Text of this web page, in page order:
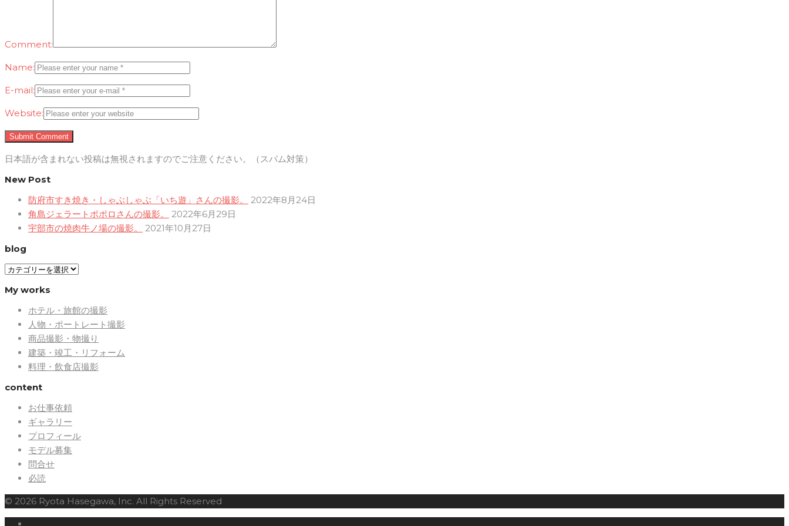
Comment:
Name:
E-mail:
Website:
日本語が含まれない投稿は無視されますのでご注意ください。（スパム対策）
New Post
防府市すき焼き・しゃぶしゃぶ「いち遊」さんの撮影。
2022年8月24日
角島ジェラートポポロさんの撮影。
2022年6月29日
宇部市の焼肉牛ノ場の撮影。
2021年10月27日
blog
blog
My works
ホテル・旅館の撮影
人物・ポートレート撮影
商品撮影・物撮り
建築・竣工・リフォーム
料理・飲食店撮影
content
お仕事依頼
ギャラリー
プロフィール
モデル募集
問合せ
必読
© 2026 Ryota Hasegawa, Inc. All Rights Reserved